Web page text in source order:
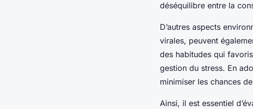
déséquilibre entre la
D’autres aspects
virales, peuvent
des habitudes qui
gestion du stress. En
minimiser les chances
Ainsi, il est essentiel